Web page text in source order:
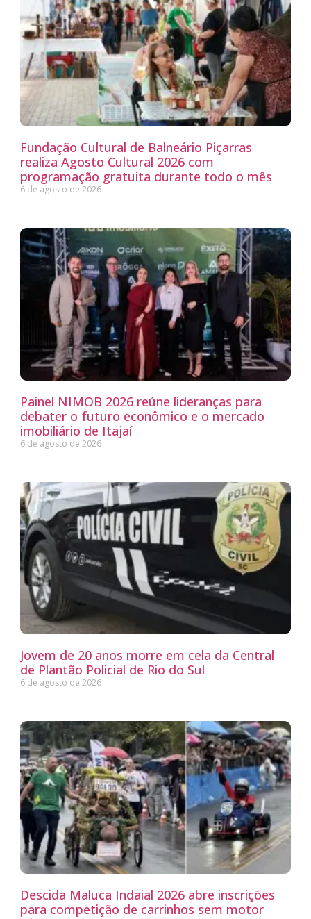
Fundação Cultural de Balneário Piçarras
realiza Agosto Cultural 2026 com
programação gratuita durante todo o mês
6 de agosto de 2026
Painel NIMOB 2026 reúne lideranças para
debater o futuro econômico e o mercado
imobiliário de Itajaí
6 de agosto de 2026
Jovem de 20 anos morre em cela da Central
de Plantão Policial de Rio do Sul
6 de agosto de 2026
Descida Maluca Indaial 2026 abre inscrições
para competição de carrinhos sem motor